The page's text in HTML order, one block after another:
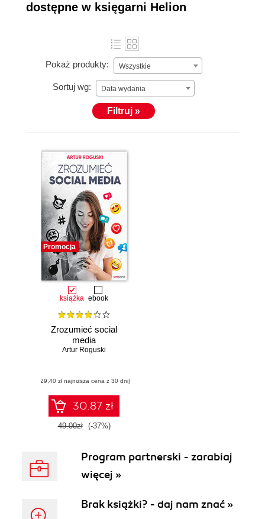
dostępne w księgarni Helion
Pokaż produkty: Wszystkie
Sortuj wg: Data wydania
Filtruj »
Promocja
książka ebook
Zrozumieć social
media
Artur Roguski
(29,40 zł najniższa cena z 30 dni)
30.87 zł
49.00zł (-37%)
Program partnerski - zarabiaj
więcej »
Brak książki? - daj nam znać »